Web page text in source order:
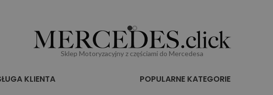
Sklep Motoryzacyjny z częściami do Mercedesa
KLIENTA POPULARNE KATEGORIE